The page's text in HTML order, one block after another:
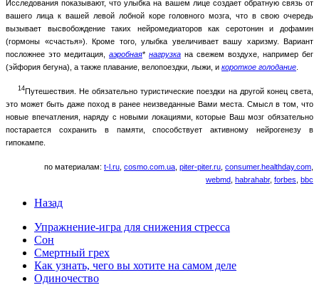
Исследования показывают, что улыбка на вашем лице создает обратную связь от
вашего лица к вашей левой лобной коре головного мозга, что в свою очередь
вызывает высвобождение таких нейромедиаторов как серотонин и дофамин
(гормоны «счастья»). Кроме того, улыбка увеличивает вашу харизму. Вариант
посложнее это медитация, аэробная* нагрузка на свежем воздухе, например бег
(эйфория бегуна), а также плавание, велопоездки, лыжи, и короткое голодание
14Путешествия. Не обязательно туристические поездки на другой конец света,
это может быть даже поход в ранее неизведанные Вами места. Смысл в том, что
новые впечатления, наряду с новыми локациями, которые Ваш мозг обязательно
постарается сохранить в памяти, способствует активному нейрогенезу в
гипокампе.
по материалам: t-l.ru cosmo.com.ua piter-piter.ru consumer.healthday.com
webmd habrahabr, forbes bbc
Назад
Упражнение-игра для снижения стресса
Сон
Смертный грех
Как узнать, чего вы хотите на самом деле
Одиночество